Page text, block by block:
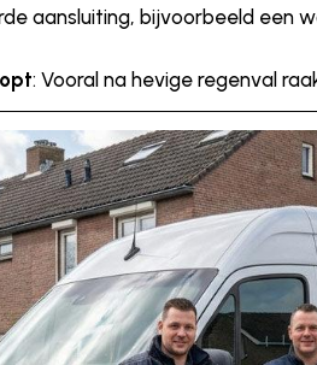
aansluiting, bijvoorbeeld een
: Vooral na hevige regenval